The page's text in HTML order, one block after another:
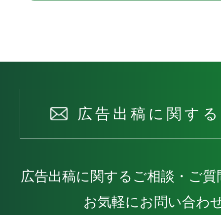
広告出稿に関す
広告出稿に関するご相談・ご
お気軽にお問い合わ